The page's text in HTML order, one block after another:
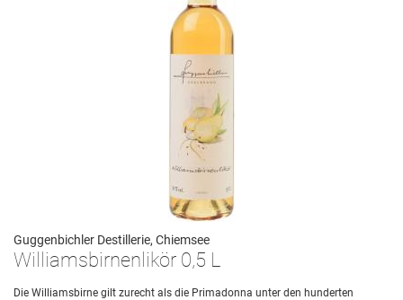
Guggenbichler Destillerie, Chiemsee
Williamsbirnenlikör 0,5 L
Die Williamsbirne gilt zurecht als die Primadonna unter den hunderten